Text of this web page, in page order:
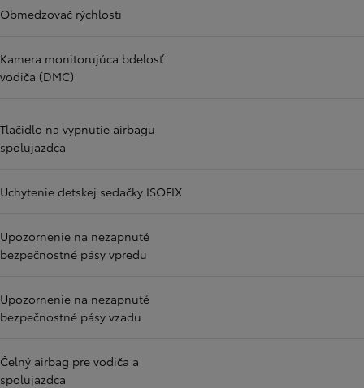
Obmedzovač rýchlosti
Kamera monitorujúca bdelosť
vodiča (DMC)
Tlačidlo na vypnutie airbagu
spolujazdca
Uchytenie detskej sedačky ISOFIX
Upozornenie na nezapnuté
bezpečnostné pásy vpredu
Upozornenie na nezapnuté
bezpečnostné pásy vzadu
Čelný airbag pre vodiča a
spolujazdca